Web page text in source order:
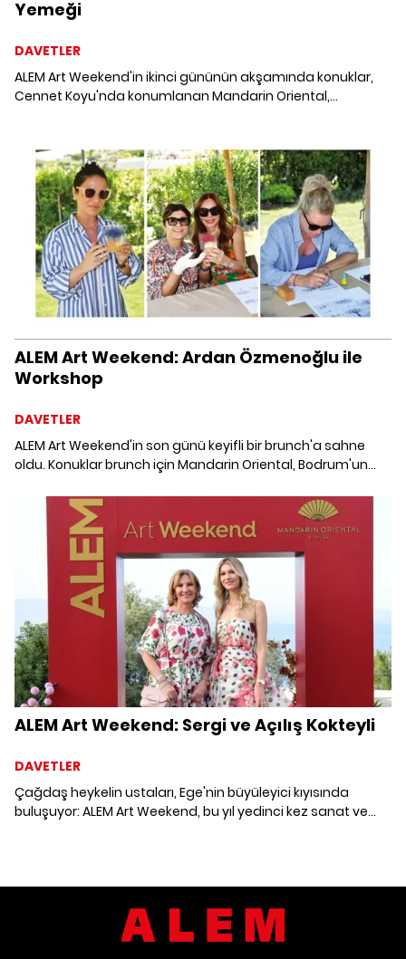
Yemeği
DAVETLER
ALEM Art Weekend'in ikinci gününün akşamında konuklar,
Cennet Koyu'nda konumlanan Mandarin Oriental,
ALEM Art Weekend: Ardan Özmenoğlu ile
Workshop
DAVETLER
ALEM Art Weekend'in son günü keyifli bir brunch'a sahne
oldu. Konuklar brunch için Mandarin Oriental, Bodrum'un
Özmenoğlu ile workshop'a katılan konuklar, bir eser
üretmenin heyecanını yaşadılar.
ALEM Art Weekend: Sergi ve Açılış Kokteyli
DAVETLER
Çağdaş heykelin ustaları, Ege'nin büyüleyici kıyısında
buluşuyor: ALEM Art Weekend, bu yıl yedinci kez sanat ve